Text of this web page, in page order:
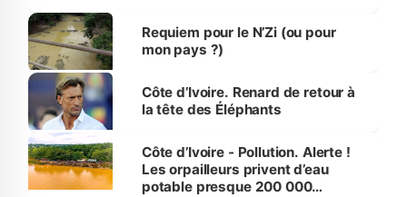
Requiem pour le N’Zi (ou pour
mon pays ?)
Côte d’Ivoire. Renard de retour à
la tête des Éléphants
Côte d’Ivoire - Pollution. Alerte !
Les orpailleurs privent d’eau
potable presque 200 000